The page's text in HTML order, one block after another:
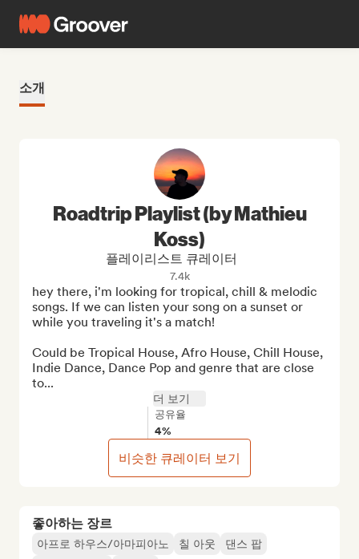
소개
좋아하는 장르
아프로 하우스/아마피아노 칠 아웃
댄스 팝
Roadtrip Playlist (by Mathieu
Koss)
플레이리스트 큐레이터
7.4k
hey there, i'm looking for tropical, chill & melodic
songs. If we can listen your song on a sunset or
while you traveling it's a match!
Could be Tropical House, Afro House, Chill House,
Indie Dance, Dance Pop and genre that are close
to...
더 보기
공유율
4%
비슷한 큐레이터 보기